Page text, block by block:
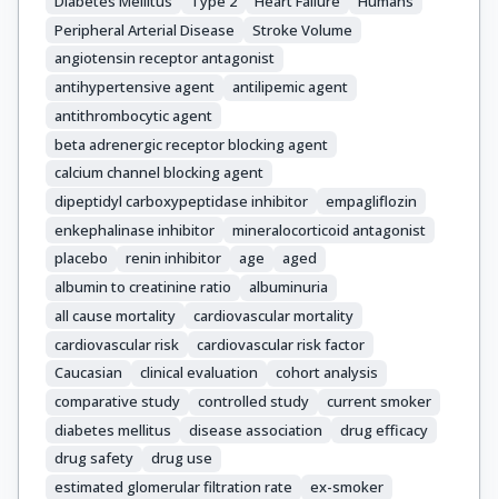
Peripheral Arterial Disease
Stroke Volume
angiotensin receptor antagonist
antihypertensive agent
antilipemic agent
antithrombocytic agent
beta adrenergic receptor blocking agent
calcium channel blocking agent
dipeptidyl carboxypeptidase inhibitor
empagliflozin
enkephalinase inhibitor
mineralocorticoid antagonist
placebo
renin inhibitor age
aged
albumin to creatinine ratio
albuminuria
all cause mortality
cardiovascular mortality
cardiovascular risk
cardiovascular risk factor
Caucasian
clinical evaluation
cohort analysis
comparative study
controlled study
current smoker
diabetes mellitus
disease association
drug efficacy
drug safety
drug use
estimated glomerular filtration rate
ex-smoker